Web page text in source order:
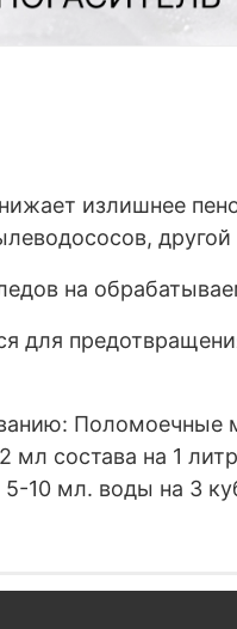
излишнее
на
для
состава на 1
10 мл. воды на 3